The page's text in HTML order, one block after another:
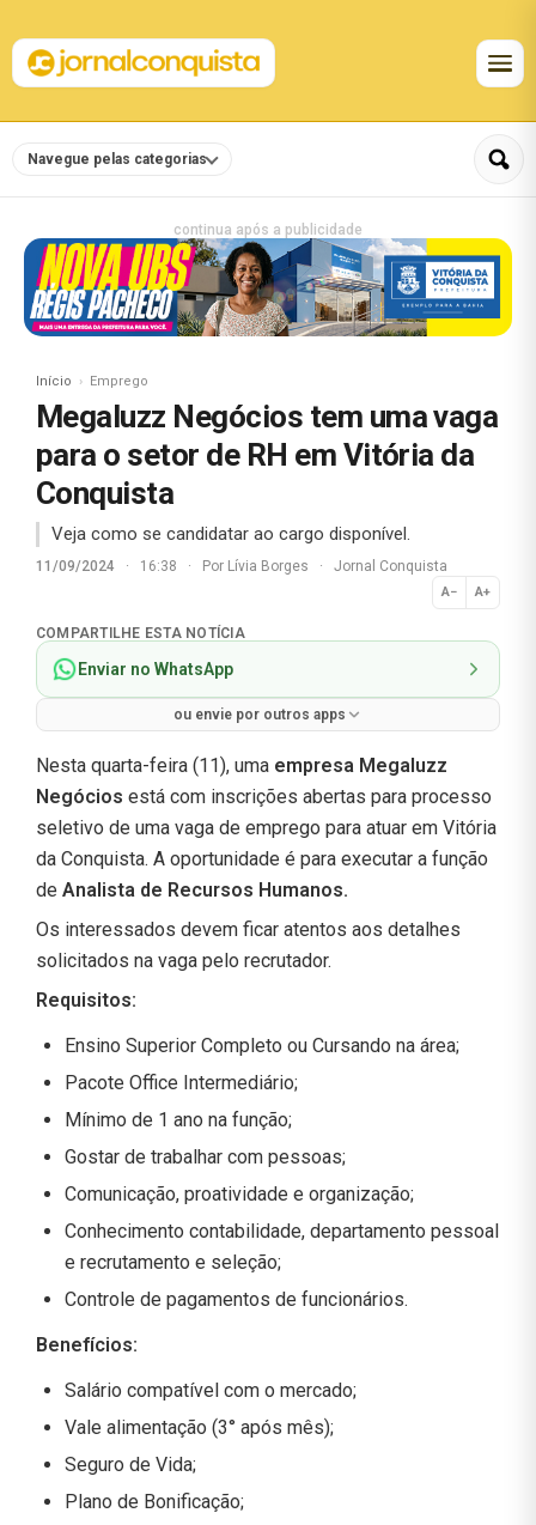
Navegue pelas categorias
continua após a publicidade
Início Emprego
Megaluzz Negócios tem uma vaga
para o setor de RH em Vitória da
Conquista
Veja como se candidatar ao cargo disponível.
11/09/2024 · 16:38 · Por Lívia Borges · Jornal Conquista
A− A+
Normal
COMPARTILHE ESTA NOTÍCIA
Enviar no WhatsApp
ou envie por outros apps
Nesta quarta-feira (11), uma empresa Megaluzz
Negócios está com inscrições abertas para processo
seletivo de uma vaga de emprego para atuar em Vitória
da Conquista. A oportunidade é para executar a função
de Analista de Recursos Humanos.
Os interessados devem ficar atentos aos detalhes
solicitados na vaga pelo recrutador.
Requisitos:
Ensino Superior Completo ou Cursando na área;
Pacote Office Intermediário;
Mínimo de 1 ano na função;
Gostar de trabalhar com pessoas;
Comunicação, proatividade e organização;
Conhecimento contabilidade, departamento pessoal
e recrutamento e seleção;
Controle de pagamentos de funcionários.
Benefícios:
Salário compatível com o mercado;
Vale alimentação (3° após mês);
Seguro de Vida;
Plano de Bonificação;